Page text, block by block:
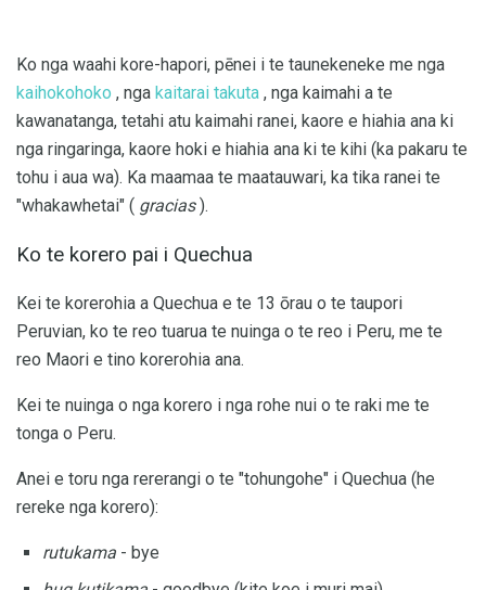
Ko nga waahi kore-hapori, pēnei i te taunekeneke me nga
kaihokohoko , nga kaitarai takuta , nga kaimahi a te
kawanatanga, tetahi atu kaimahi ranei, kaore e hiahia ana ki
nga ringaringa, kaore hoki e hiahia ana ki te kihi (ka pakaru te
tohu i aua wa). Ka maamaa te maatauwari, ka tika ranei te
"whakawhetai" ( gracias).
Ko te korero pai i Quechua
Kei te korerohia a Quechua e te 13 ōrau o te taupori
Peruvian, ko te reo tuarua te nuinga o te reo i Peru, me te
reo Maori e tino korerohia ana.
Kei te nuinga o nga korero i nga rohe nui o te raki me te
tonga o Peru.
Anei e toru nga rererangi o te "tohungohe" i Quechua (he
rereke nga korero):
rutukama - bye